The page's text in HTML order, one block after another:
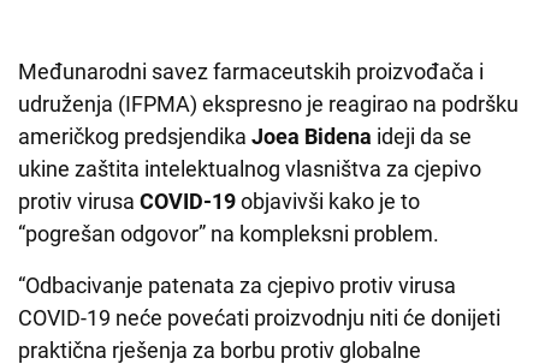
Međunarodni savez farmaceutskih proizvođača i
udruženja (IFPMA) ekspresno je reagirao na podršku
američkog predsjendika Joea Bidena ideji da se
ukine zaštita intelektualnog vlasništva za cjepivo
protiv virusa COVID-19objavivši kako je to
“pogrešan odgovor” na kompleksni problem.
“Odbacivanje patenata za cjepivo protiv virusa
COVID-19 neće povećati proizvodnju niti će donijeti
praktična rješenja za borbu protiv globalne